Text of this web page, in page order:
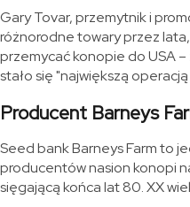
Gary Tovar, przemytnik i
różnorodne towary przez
przemycać konopie do USA –
stało się "największą
Producent Barneys
Seed bank Barneys Farm to
producentów nasion konopi
sięgającą końca lat 80. XX